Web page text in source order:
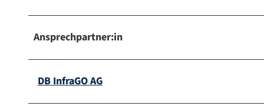
Ansprechpartner:in
DB InfraGO AG